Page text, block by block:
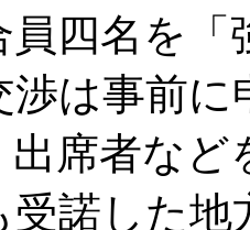
員四名を
渉は事前
出席者な
受諾した